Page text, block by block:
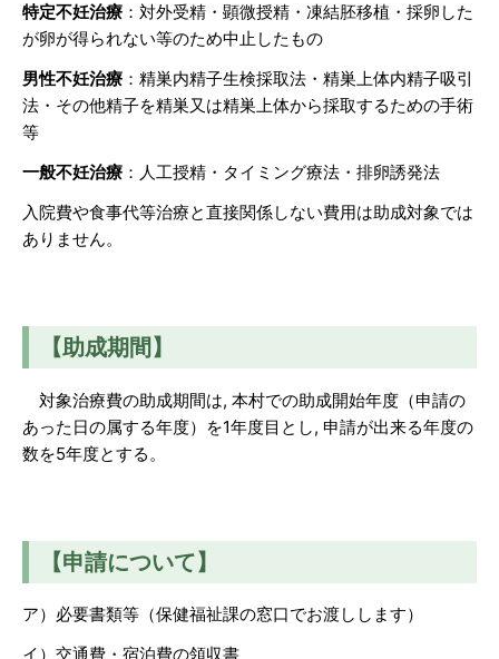
特定不妊治療 ：対外受精・顕微授精・凍結胚移植・採卵した
が卵が得られない等のため中止したもの
男性不妊治療 ：精巣内精子生検採取法・精巣上体内精子吸引
法・その他精子を精巣又は精巣上体から採取するための手術
等
一般不妊治療 ：人工授精・タイミング療法・排卵誘発法
入院費や食事代等治療と直接関係しない費用は助成対象では
ありません。
【助成期間】
対象治療費の助成期間は, 本村での助成開始年度（申請の
あった日の属する年度）を1年度目とし, 申請が出来る年度の
数を5年度とする。
【申請について】
ア）必要書類等（保健福祉課の窓口でお渡しします）
イ）交通費・宿泊費の領収書